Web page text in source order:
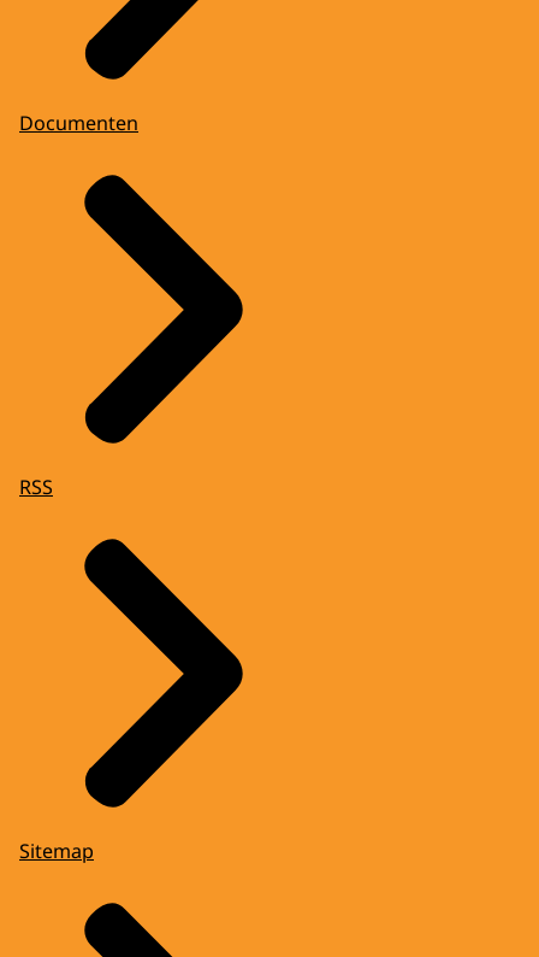
Documenten
RSS
Sitemap